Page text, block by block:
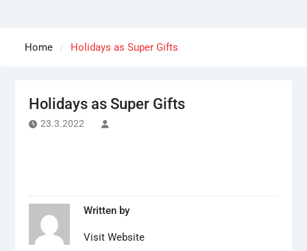
Home Holidays as Super Gifts
Holidays as Super Gifts
23.3.2022
Written by
Visit Website